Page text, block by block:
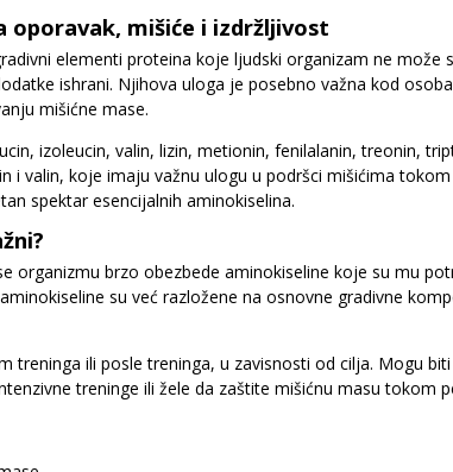
oporavak, mišiće i izdržljivost
elementi proteina koje ljudski organizam ne
ishrani. Njihova uloga je posebno važna kod
mišićne mase.
izoleucin, valin, lizin, metionin, fenilalanin, treonin,
i valin, koje imaju važnu ulogu u podršci mišićima
spektar esencijalnih aminokiselina.
organizmu brzo obezbede aminokiseline koje su mu
su već razložene na osnovne gradivne
treninga ili posle treninga, u zavisnosti od cilja. Mogu
treninge ili žele da zaštite mišićnu masu tokom